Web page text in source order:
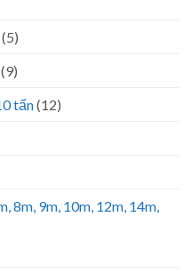
(5)
(9)
tấn(12)
9m, 10m, 12m, 14m,